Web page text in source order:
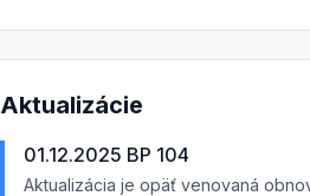
Aktualizácie
01.12.2025 BP 104
Aktualizácia je opäť venovaná